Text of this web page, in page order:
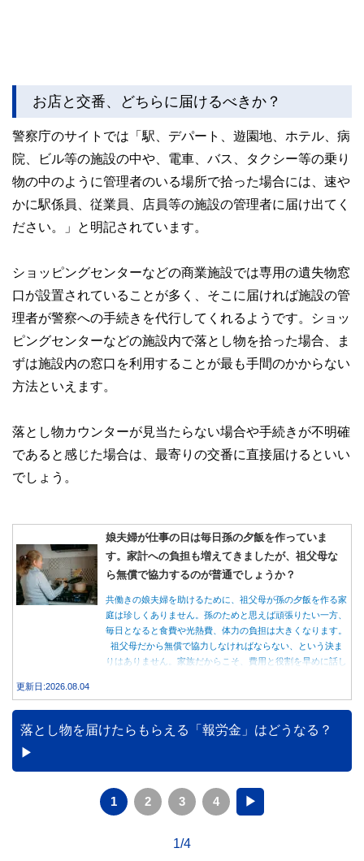
お店と交番、どちらに届けるべきか？
警察庁のサイトでは「駅、デパート、遊園地、ホテル、病
院、ビル等の施設の中や、電車、バス、タクシー等の乗り
物の中のように管理者のいる場所で拾った場合には、速や
かに駅係員、従業員、店員等の施設の管理者に届け出てく
ださい。」と明記されています。
ショッピングセンターなどの商業施設では専用の遺失物窓
口が設置されていることが多く、そこに届ければ施設の管
理者が警察への手続きを代行してくれるようです。ショッ
ピングセンターなどの施設内で落とし物を拾った場合、ま
ずは施設内の窓口を利用することが最も手間のかからない
方法といえます。
落とし物カウンターが見当たらない場合や手続きが不明確
であると感じた場合は、最寄りの交番に直接届けるといい
でしょう。
娘夫婦が仕事の日は毎日孫の夕飯を作っていま
す。家計への負担も増えてきましたが、祖父母な
ら無償で協力するのが普通でしょうか？
共働きの娘夫婦を助けるために、祖父母が孫の夕飯を作る家
庭は珍しくありません。孫のためと思えば頑張りたい一方、
毎日となると食費や光熱費、体力の負担は大きくなります。
祖父母だから無償で協力しなければならない、という決ま
りはありません。家族だからこそ、費用と役割を早めに話し
更新日:2026.08.04
落とし物を届けたらもらえる「報労金」はどうなる？
1 2 3 4 ▶
1/4